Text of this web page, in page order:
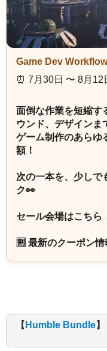
Game Dev
⏰️ 7月30日 〜 8月12
面倒な作業を短縮す
ウンド、デザインま
ゲーム制作のあらゆ
額！
次の一本を、少しで
ク👀
セール会場はこちら
🈹 最新のクーポン情
【 Humble Bundle